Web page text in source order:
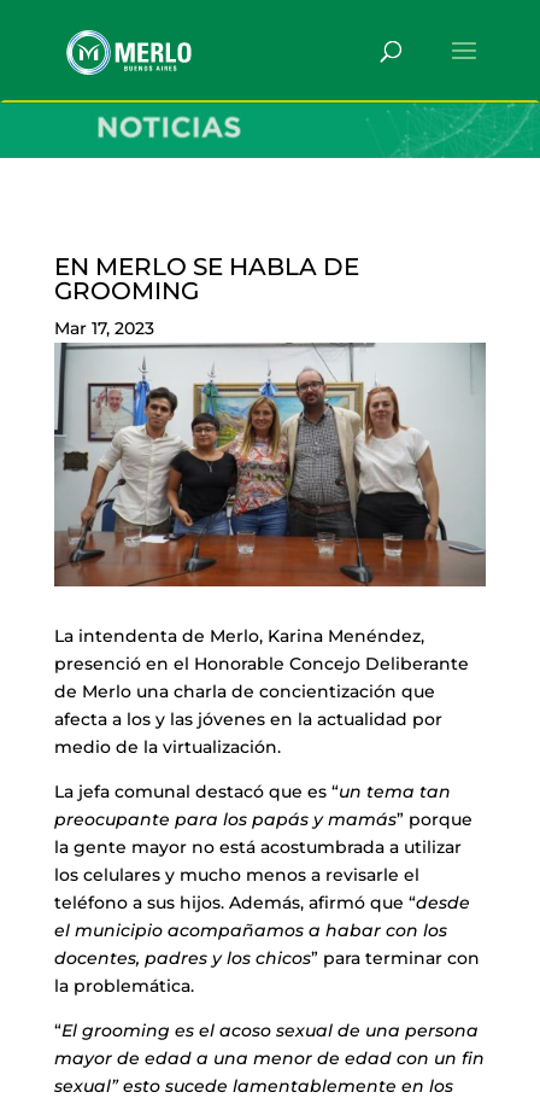
EN MERLO SE HABLA DE
GROOMING
Mar 17, 2023
La intendenta de Merlo, Karina Menéndez,
presenció en el Honorable Concejo Deliberante
de Merlo una charla de concientización que
afecta a los y las jóvenes en la actualidad por
medio de la virtualización.
La jefa comunal destacó que es “un tema tan
preocupante para los papás y mamás” porque
la gente mayor no está acostumbrada a utilizar
los celulares y mucho menos a revisarle el
teléfono a sus hijos. Además, afirmó que “desde
el municipio acompañamos a habar con los
docentes, padres y los chicos” para terminar con
la problemática.
“El grooming es el acoso sexual de una persona
mayor de edad a una menor de edad con un fin
sexual” esto sucede lamentablemente en los